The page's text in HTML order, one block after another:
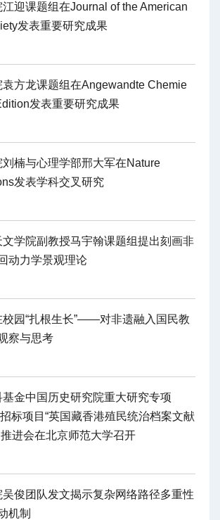
江迎课题组在Journal of the American
发表重要研究成果
袁方龙课题组在Angewandte Chemie
发表重要研究成果
刘楠与心理学部邢大军在Nature
发表学科交叉研究
文学院副教授马宇翰课题组提出刻画非
动力学景观理论
校园“扎根生长”——对非遗融入国民教
察与思考
基金中国历史研究院重大研究专项
标项目“英国藏香港殖民统治档案文献
进会在北京师范大学召开
吴俊团队发文揭示复杂网络路径多重性
机制